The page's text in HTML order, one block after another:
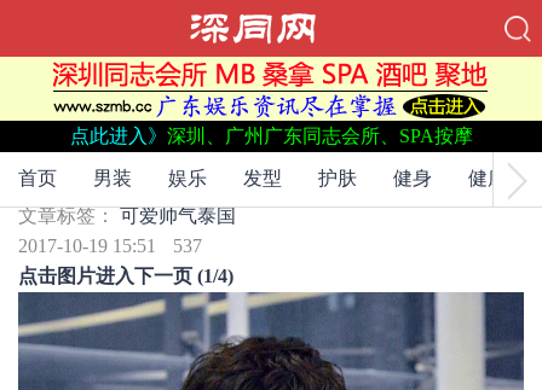
点此进入》 深圳、广州广东同志会所、SPA按摩
首页 男装 娱乐 发型 护肤 健身 健康
文章标签：可爱 帅气泰国
泰国帅气可爱的小哥哥
文章标签： 可爱帅气泰国
2017-10-19 15:51
537
点击图片进入下一页 (1/4)